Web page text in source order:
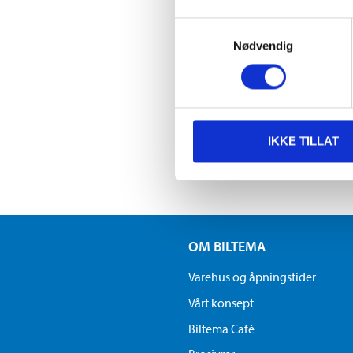
Nødvendig
IKKE TILLAT
Selskapets
holdes
kvalitet, til
Bærekraft,
OM BILTEMA
Varehus og åpningstider
Vårt konsept
Biltema Café